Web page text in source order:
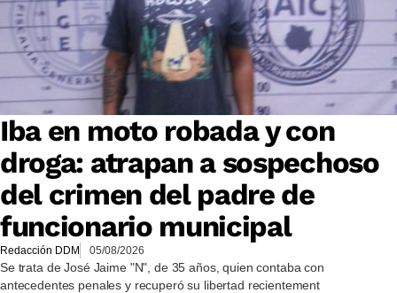
Iba en moto robada y con
droga: atrapan a sospechoso
del crimen del padre de
funcionario municipal
Redacción DDM 05/08/2026
Se trata de José Jaime "N", de 35 años, quien contaba con
antecedentes penales y recuperó su libertad recientement